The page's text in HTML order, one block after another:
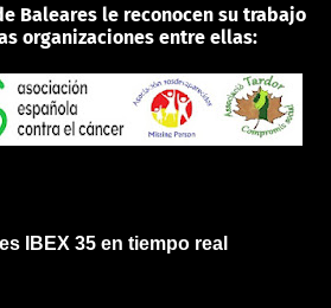
Baleares le reconocen su trabajo
organizaciones entre ellas:
IBEX 35 en tiempo real